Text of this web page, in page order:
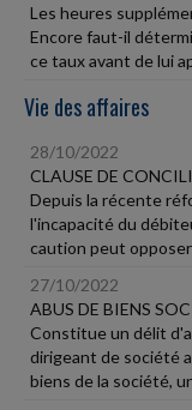
Les heures
Encore faut-il
ce taux avant de lui
Vie des affaires
28/10/2022
CLAUSE DE
Depuis la récente
l'incapacité du
caution peut
27/10/2022
ABUS DE BIENS
Constitue un délit
dirigeant de société
biens de la société,